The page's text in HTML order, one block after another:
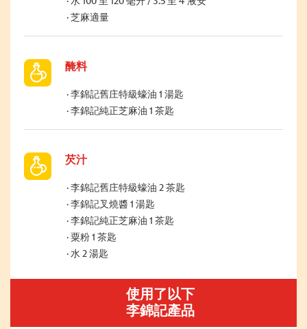
芝麻適量
醃料
李錦記舊庄特級蠔油 1 湯匙
李錦記純正芝麻油 1 茶匙
芡汁
李錦記舊庄特級蠔油 2 茶匙
李錦記叉燒醬 1 湯匙
李錦記純正芝麻油 1 茶匙
粟粉 1 茶匙
水 2 湯匙
使用了以下
李錦記產品